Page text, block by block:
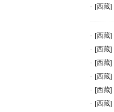
· [西藏]
· [西藏]
· [西藏]
· [西藏]
· [西藏]
· [西藏]
· [西藏]